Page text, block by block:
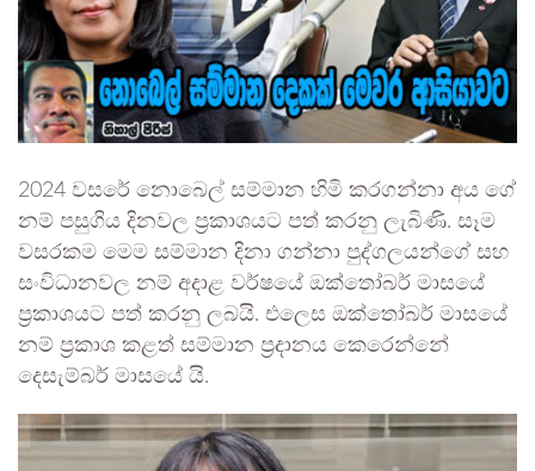
2024 වසරේ නොබෙල් සම්මාන හිමි කරගන්නා අය ගේ
නම් පසුගිය දිනවල ප්‍රකාශයට පත් කරනු ලැබිණි. සෑම
වසරකම මෙම සම්මාන දිනා ගන්නා පුද්ගලයන්ගේ සහ
සංවිධානවල නම් අදාළ වර්ෂයේ ඔක්තෝබර් මාසයේ
ප්‍රකාශයට පත් කරනු ලබයි. එලෙස ඔක්තෝබර් මාසයේ
නම් ප්‍රකාශ කළත් සම්මාන ප්‍රදානය කෙරෙන්නේ
දෙසැම්බර් මාසයේ යි.